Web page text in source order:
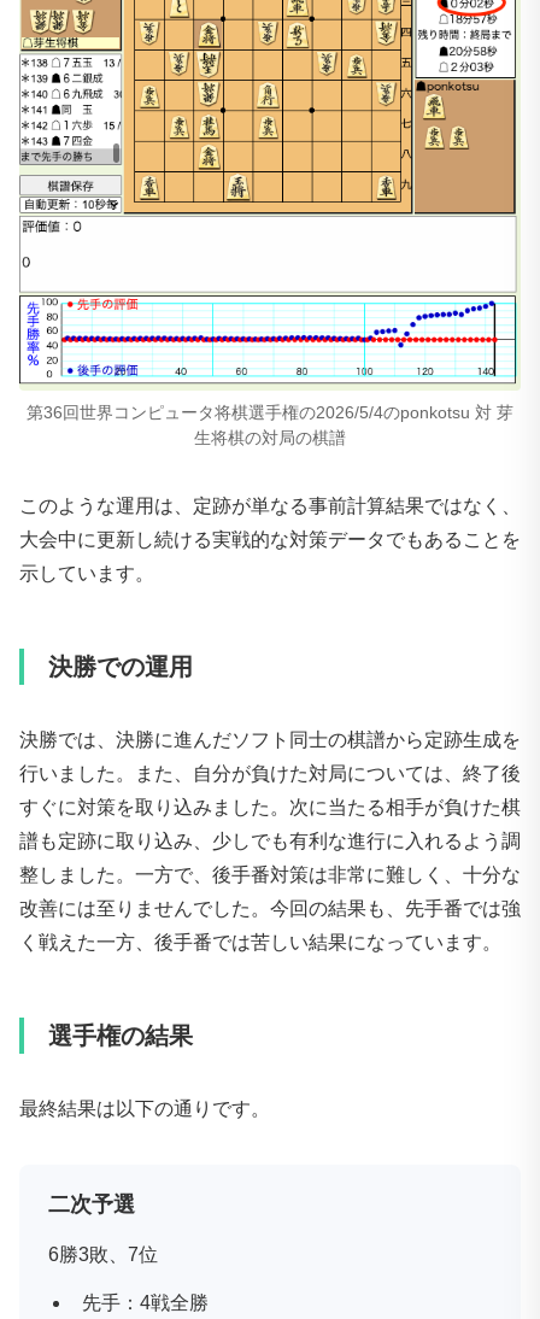
第36回世界コンピュータ将棋選手権の2026/5/4のponkotsu 対 芽
生将棋の対局の棋譜
このような運用は、定跡が単なる事前計算結果ではなく、
大会中に更新し続ける実戦的な対策データでもあることを
示しています。
決勝での運用
決勝では、決勝に進んだソフト同士の棋譜から定跡生成を
行いました。また、自分が負けた対局については、終了後
すぐに対策を取り込みました。次に当たる相手が負けた棋
譜も定跡に取り込み、少しでも有利な進行に入れるよう調
整しました。一方で、後手番対策は非常に難しく、十分な
改善には至りませんでした。今回の結果も、先手番では強
く戦えた一方、後手番では苦しい結果になっています。
選手権の結果
最終結果は以下の通りです。
二次予選
6勝3敗、7位
先手：4戦全勝